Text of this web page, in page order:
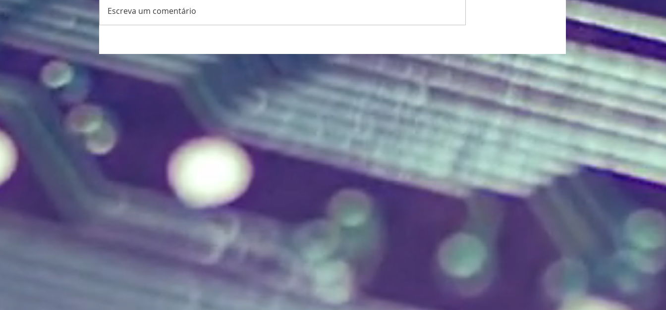
Escreva um comentário